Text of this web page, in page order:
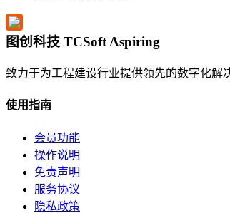
图创科技 TCSoft Aspiring
致力于为工程建设行业提供领先的数字化解
使用指南
会员功能
操作说明
免责声明
服务协议
隐私政策